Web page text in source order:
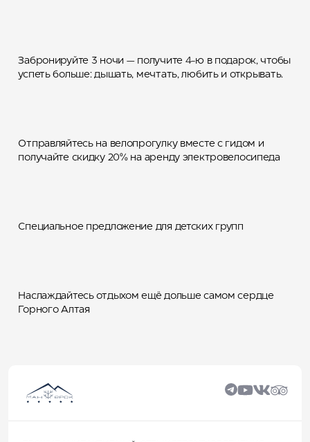
Забронируйте 3 ночи — получите 4-ю в подарок, чтобы
успеть больше: дышать, мечтать, любить и открывать.
Спецпредложение «На
электровелосипеде по
Отправляйтесь на велопрогулку вместе с гидом и
получайте скидку 20% на аренду электровелосипеда
Вместе не только веселее,
Специальное предложение для детских групп
Специальное предложение:
Наслаждайтесь отдыхом ещё дольше самом сердце
Горного Алтая